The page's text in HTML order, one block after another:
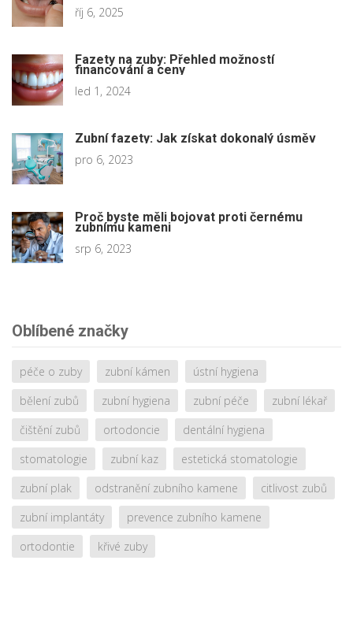
říj 6, 2025
Fazety na zuby: Přehled možností
financování a ceny
led 1, 2024
Zubní fazety: Jak získat dokonalý úsměv
pro 6, 2023
Proč byste měli bojovat proti černému
zubnímu kameni
srp 6, 2023
Oblíbené značky
péče o zuby zubní kámen
ústní hygiena
bělení zubů
zubní hygiena zubní péče
zubní lékař
čištění zubů
ortodoncie
dentální hygiena
stomatologie
zubní kaz
estetická stomatologie
zubní plak
odstranění zubního kamene
citlivost zubů
zubní implantáty
prevence zubního kamene
ortodontie
křivé zuby